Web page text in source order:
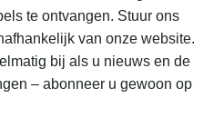
te ontvangen. Stuur ons
van onze website.
bij als u nieuws en de
– abonneer u gewoon op